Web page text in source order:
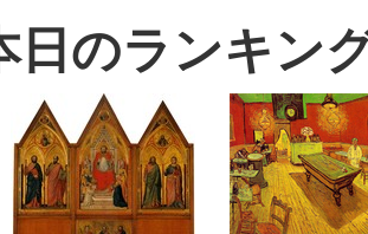
日のランキン